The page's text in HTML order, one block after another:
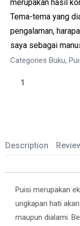
merupakan hasil
Tema-tema yang
pengalaman,
saya sebagai
Categories Buku,
Description
Puisi merupakan
ungkapan hati
maupun dialami.